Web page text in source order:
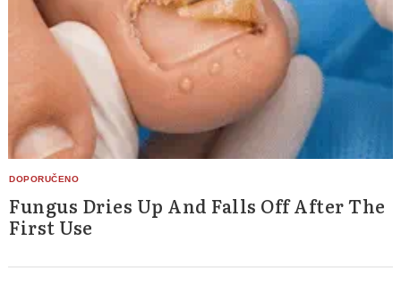
Fungus Dries Up And Falls Off After The
First Use